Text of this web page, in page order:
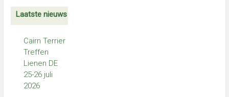
Laatste nieuws
Cairn Terrier
Treffen
Lienen DE
25-26 juli
2026